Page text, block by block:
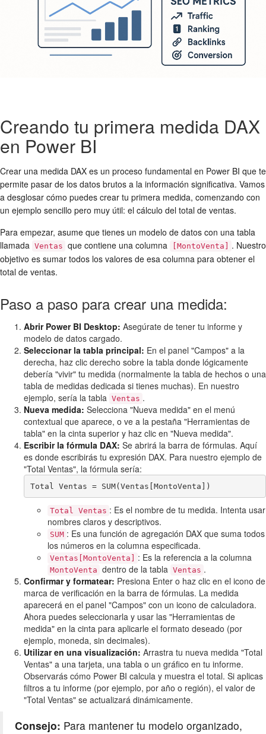
Creando tu primera medida DAX
en Power BI
Crear una medida DAX es un proceso fundamental en Power BI que te
permite pasar de los datos brutos a la información significativa. Vamos
a desglosar cómo puedes crear tu primera medida, comenzando con
un ejemplo sencillo pero muy útil: el cálculo del total de ventas.
Para empezar, asume que tienes un modelo de datos con una tabla
llamada Ventas que contiene una columna [MontoVenta]
. Nuestro
objetivo es sumar todos los valores de esa columna para obtener el
total de ventas.
Paso a paso para crear una medida:
Abrir Power BI Desktop: Asegúrate de tener tu informe y
modelo de datos cargado.
Seleccionar la tabla principal: En el panel "Campos" a la
derecha, haz clic derecho sobre la tabla donde lógicamente
debería "vivir" tu medida (normalmente la tabla de hechos o una
tabla de medidas dedicada si tienes muchas). En nuestro
ejemplo, sería la tabla Ventas .
Nueva medida: Selecciona "Nueva medida" en el menú
contextual que aparece, o ve a la pestaña "Herramientas de
tabla" en la cinta superior y haz clic en "Nueva medida".
Escribir la fórmula DAX: Se abrirá la barra de fórmulas. Aquí
es donde escribirás tu expresión DAX. Para nuestro ejemplo de
"Total Ventas", la fórmula sería:
Total Ventas = SUM(Ventas[MontoVenta])
Total Ventas : Es el nombre de tu medida. Intenta usar
nombres claros y descriptivos.
SUM : Es una función de agregación DAX que suma todos
los números en la columna especificada.
Ventas[MontoVenta] : Es la referencia a la columna
MontoVenta dentro de la tabla Ventas .
Confirmar y formatear: Presiona Enter o haz clic en el icono de
marca de verificación en la barra de fórmulas. La medida
aparecerá en el panel "Campos" con un icono de calculadora.
Ahora puedes seleccionarla y usar las "Herramientas de
medida" en la cinta para aplicarle el formato deseado (por
ejemplo, moneda, sin decimales).
Utilizar en una visualización: Arrastra tu nueva medida "Total
Ventas" a una tarjeta, una tabla o un gráfico en tu informe.
Observarás cómo Power BI calcula y muestra el total. Si aplicas
filtros a tu informe (por ejemplo, por año o región), el valor de
"Total Ventas" se actualizará dinámicamente.
Consejo: Para mantener tu modelo organizado,